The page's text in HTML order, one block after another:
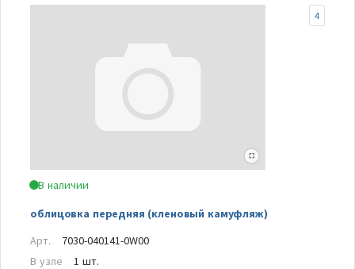
В наличии
облицовка передняя (кленовый камуфляж)
4
Арт.
7030-040141-0W00
В узле
1 шт.